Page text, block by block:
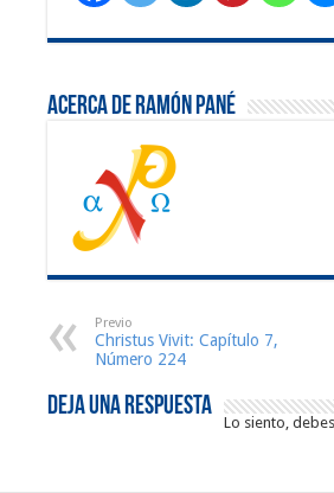
Acerca de Ramón Pané
Previo
Christus Vivit: Capítulo 7,
Número 224
Deja una respuesta
Lo siento,